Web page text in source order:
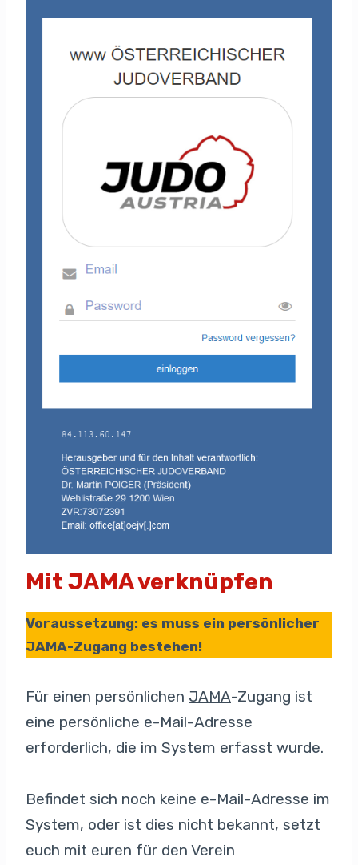
Mit JAMAverknüpfen
Voraussetzung: es muss ein persönlicher
JAMA-Zugang bestehen!
Für einen persönlichen JAMA-Zugang ist
eine persönliche e-Mail-Adresse
erforderlich, die im System erfasst wurde.
Befindet sich noch keine e-Mail-Adresse im
System, oder ist dies nicht bekannt, setzt
euch mit euren für den Verein